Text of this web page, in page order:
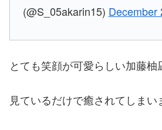
(@S_05akarin15) December
とても笑顔が可愛らしい加藤柚
見ているだけで癒されてしまい